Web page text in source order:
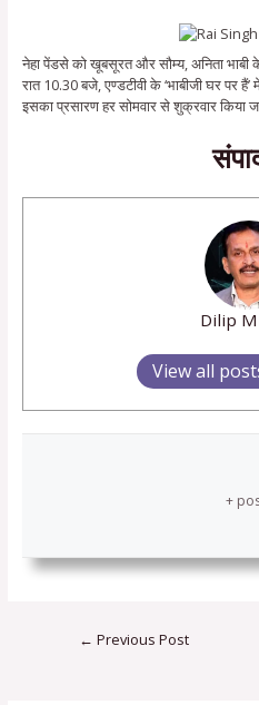
नेहा पेंडसे को खूबसूरत और सौम्य, अनिता
रात 10.30 बजे, एण्डटीवी के ‘भाबीजी घर पर हैं’
इसका प्रसारण हर सोमवार से शुक्रवार किया
Dilip
View all
+
← Previous Post